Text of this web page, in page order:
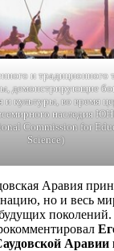
и традиционного
демонстрирующие
и культуры, во время
наследия
Commission for
Science)
Аравия
но и весь
будущих
Аравии